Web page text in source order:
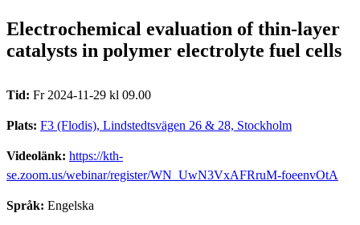
Electrochemical evaluation of thin-layer
catalysts in polymer electrolyte fuel cells
Tid: Fr 2024-11-29 kl 09.00
Plats: F3 (Flodis), Lindstedtsvägen 26 & 28, Stockholm
Videolänk: https://kth-
se.zoom.us/webinar/register/WN_UwN3VxAFRruM-foeenvOtA
Språk: Engelska